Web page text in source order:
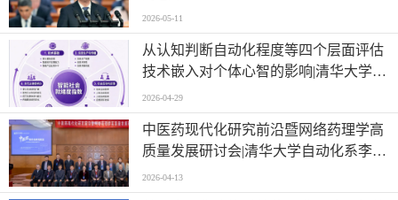
2026-05-11
从认知判断自动化程度等四个层面评估
技术嵌入对个体心智的影响|清华大学等
单位联合发布《智能社会就绪度指数》
2026-04-29
中医药现代化研究前沿暨网络药理学高
质量发展研讨会|清华大学自动化系李梢
教授做主题报告
2026-04-13